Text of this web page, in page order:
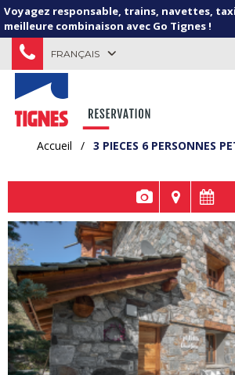
Voyagez responsable, trains, navettes,
meilleure combinaison avec Go Tignes !
FRANÇAIS
Accueil / 3 PIECES 6 PERSONNES